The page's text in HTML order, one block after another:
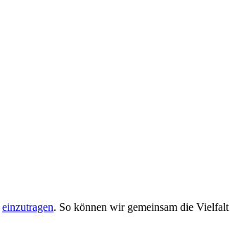
einzutragen. So können wir gemeinsam die